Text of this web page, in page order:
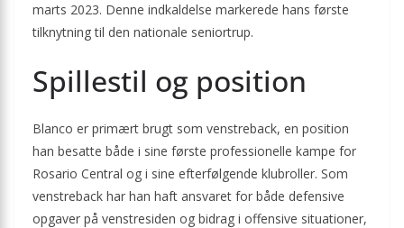
marts 2023. Denne indkaldelse markerede hans første
tilknytning til den nationale seniortrup.
Spillestil og position
Blanco er primært brugt som venstreback, en position
han besatte både i sine første professionelle kampe for
Rosario Central og i sine efterfølgende klubroller. Som
venstreback har han haft ansvaret for både defensive
opgaver på venstresiden og bidrag i offensive situationer,